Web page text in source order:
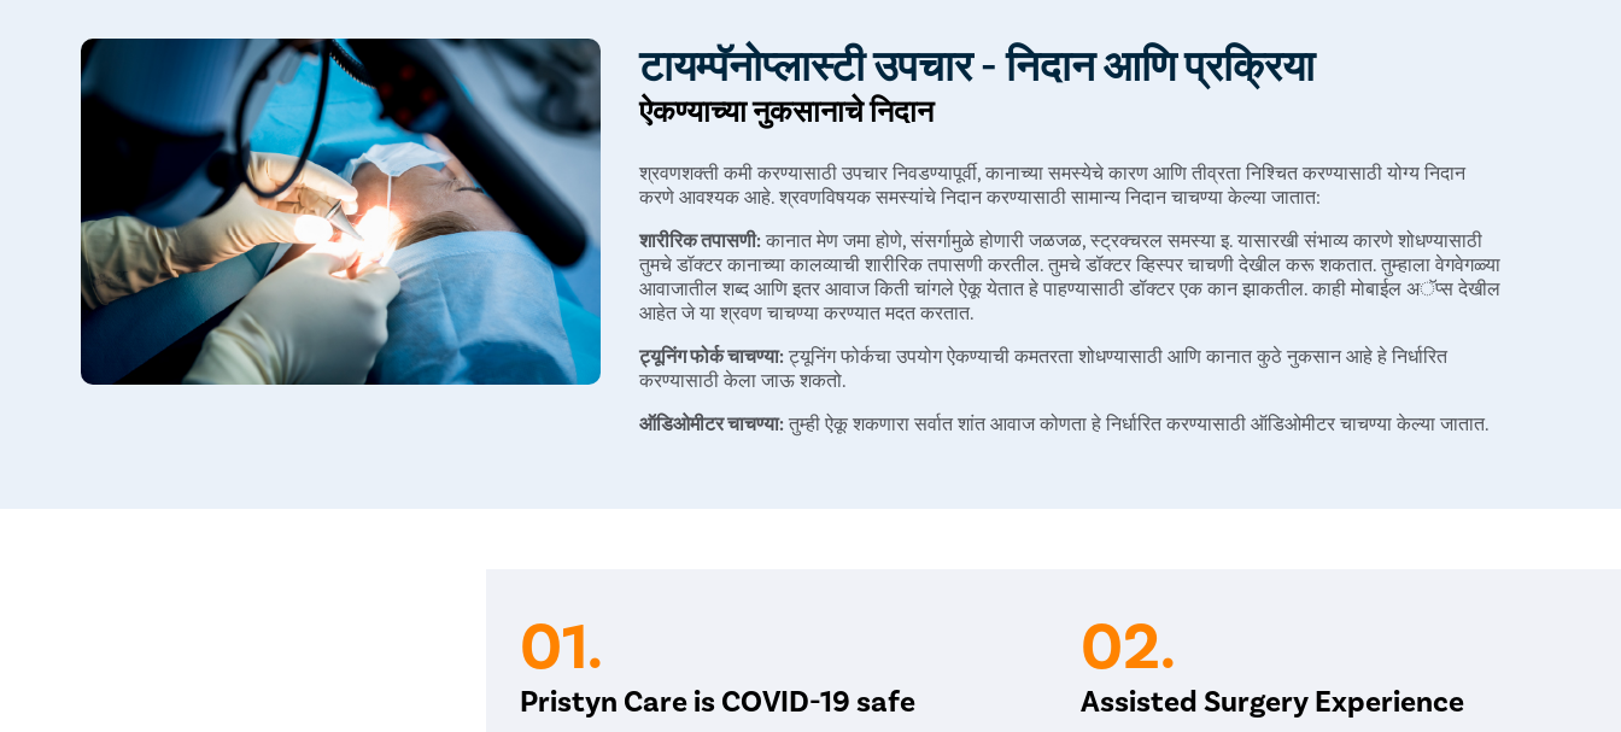
टायम्पॅनोप्लास्टी उपचार - निदान आणि प्रक्रिया
ऐकण्याच्या नुकसानाचे निदान
श्रवणशक्ती कमी करण्यासाठी उपचार निवडण्यापूर्वी, कानाच्या समस्येचे कारण आणि तीव्रता निश्चित करण्यासाठी योग्य निदान
करणे आवश्यक आहे. श्रवणविषयक समस्यांचे निदान करण्यासाठी सामान्य निदान चाचण्या केल्या जातात:
शारीरिक तपासणी: कानात मेण जमा होणे, संसर्गामुळे होणारी जळजळ, स्ट्रक्चरल समस्या इ. यासारखी संभाव्य कारणे शोधण्यासाठी
तुमचे डॉक्टर कानाच्या कालव्याची शारीरिक तपासणी करतील. तुमचे डॉक्टर व्हिस्पर चाचणी देखील करू शकतात. तुम्हाला वेगवेगळ्या
आवाजातील शब्द आणि इतर आवाज किती चांगले ऐकू येतात हे पाहण्यासाठी डॉक्टर एक कान झाकतील. काही मोबाईल अॅप्स देखील
आहेत जे या श्रवण चाचण्या करण्यात मदत करतात.
ट्यूनिंग फोर्क चाचण्या: ट्यूनिंग फोर्कचा उपयोग ऐकण्याची कमतरता शोधण्यासाठी आणि कानात कुठे नुकसान आहे हे निर्धारित
करण्यासाठी केला जाऊ शकतो.
ऑडिओमीटर चाचण्या: तुम्ही ऐकू शकणारा सर्वात शांत आवाज कोणता हे निर्धारित करण्यासाठी ऑडिओमीटर चाचण्या केल्या जातात.
ओसिक्युलोप्लास्टी म्हणजे मधल्या कानाच्या ऑसिक्युलर साखळीची पुनर्रचना जी मधल्या कानाद्वारे ध्वनी/कंपनांचे
हस्तांतरण पुनर्संचयित करण्यासाठी खंडित किंवा नष्ट झाली आहे.टायम्पॅनोप्लास्टी: कानातले फाटलेले पडदे दुरुस्त करण्यासाठी
किंवा कानाचे वारंवार होणारे संक्रमण थांबवण्यासाठी टायम्पॅनोप्लास्टी केली जाते.
01.
Pristyn Care is COVID-19 safe
02.
Assisted Surgery Experience